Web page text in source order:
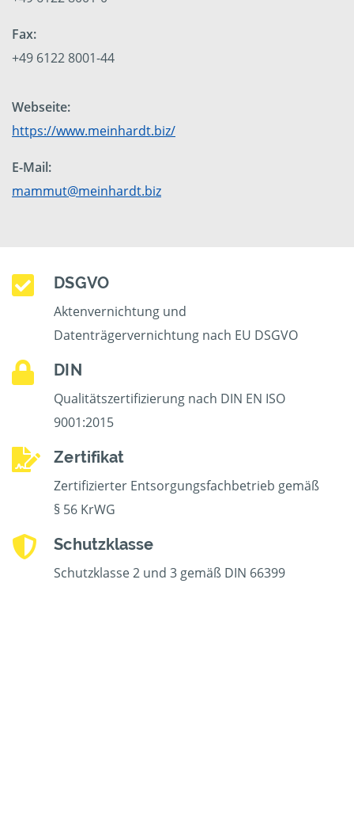
Fax:
+49 6122 8001-44
Webseite:
https://www.meinhardt.biz/
E-Mail:
mammut@meinhardt.biz
DSGVO
Aktenvernichtung und
Datenträgervernichtung nach EU DSGVO
DIN
Qualitätszertifizierung nach DIN EN ISO
9001:2015
Zertifikat
Zertifizierter Entsorgungsfachbetrieb gemäß
§ 56 KrWG
Schutzklasse
Schutzklasse 2 und 3 gemäß DIN 66399